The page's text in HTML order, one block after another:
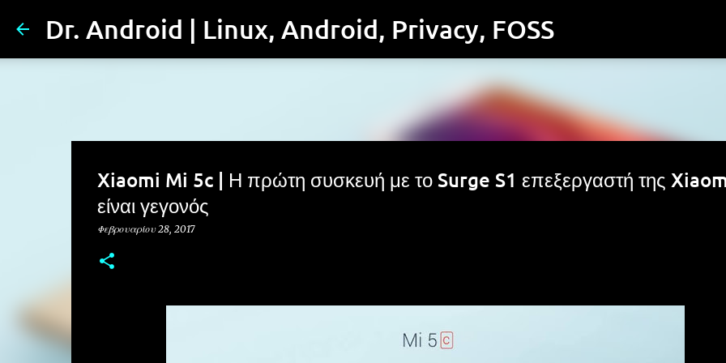
Μετάβαση στο κύριο περιεχόμενο
Dr. Android | Linux, Android, Privacy, FOSS
Xiaomi Mi 5c | Η πρώτη συσκευή με το Surge S1 επεξεργαστή της
είναι γεγονός
Φεβρουαρίου 28, 2017